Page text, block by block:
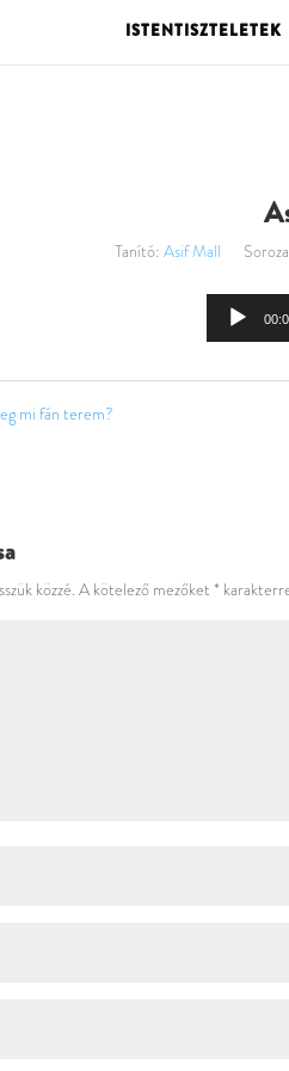
ISTENTISZTELETEK
Tanító: Asif Mall
mi fán terem?
közzé. A kötelező mezőket *